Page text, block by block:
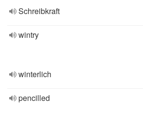
Schreibkraft
wintry
winterlich
pencilled